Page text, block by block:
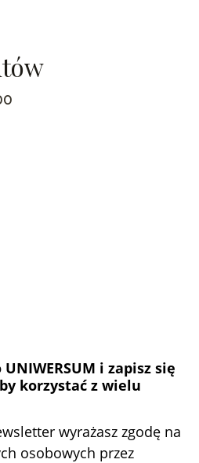
UNIWERSUM i zapisz się
korzystać z wielu
wyrażasz zgodę na
osobowych przez